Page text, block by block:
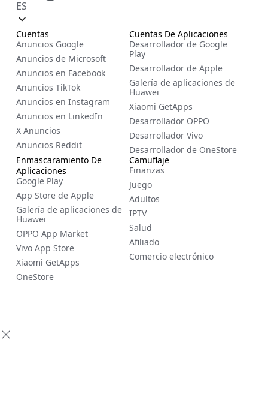
ES
Cuentas
Anuncios Google
Anuncios de Microsoft
Anuncios en Facebook
Anuncios TikTok
Anuncios en Instagram
Anuncios en LinkedIn
X Anuncios
Anuncios Reddit
Camuflaje
Finanzas
Juego
Adultos
IPTV
Salud
Afiliado
Comercio electrónico
Cuentas De Aplicaciones
Desarrollador de Google
Play
Desarrollador de Apple
Galería de aplicaciones de
Huawei
Xiaomi GetApps
Desarrollador OPPO
Desarrollador Vivo
Desarrollador de OneStore
Enmascaramiento De
Aplicaciones
Google Play
App Store de Apple
Galería de aplicaciones de
Huawei
OPPO App Market
Vivo App Store
Xiaomi GetApps
OneStore